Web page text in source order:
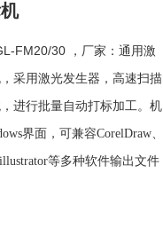
FM20/30 ，厂家 ：通用激
采用激光发生器，高速扫描
进行批量自动打标加工。机
界面，可兼容CorelDraw、
等多种软件输出文件